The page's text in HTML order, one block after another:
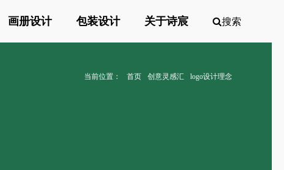
画册设计 包装设计 关于诗宸 搜索
当前位置： 首页 创意灵感汇
logo设计理念